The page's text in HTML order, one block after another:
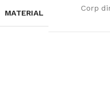
MATERIAL
Corp